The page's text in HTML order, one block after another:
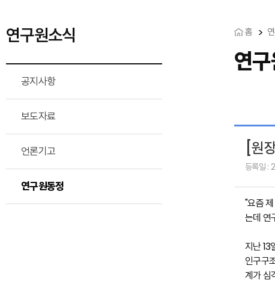
연구원소식
공지사항
보도자료
언론기고
연구원동정
홈
연
[원
등록일 :
"요즘
는데 연
지난 13
인구구
계가 심